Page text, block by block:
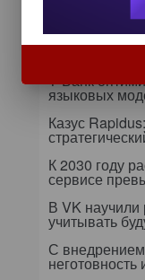
24 сентября
данными —
данных к ИИ
Т-Банк
языковых
Казус
К 2030 году
сервисе
В VK
учитывать
С